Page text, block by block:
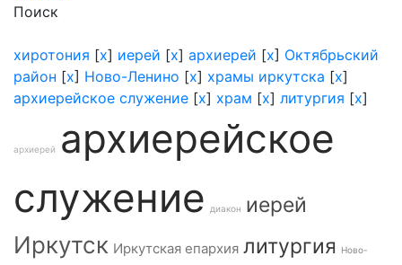
Поиск
хиротония [x] иерей [x] архиерей [x] Октябрьский
район [x] Ново-Ленино [x] храмы иркутска [x]
архиерейское служение [x] храм [x] литургия [x]
архиерей
архиерейское
служение
диакон иерей
Иркутск Иркутская епархия литургия Ново-